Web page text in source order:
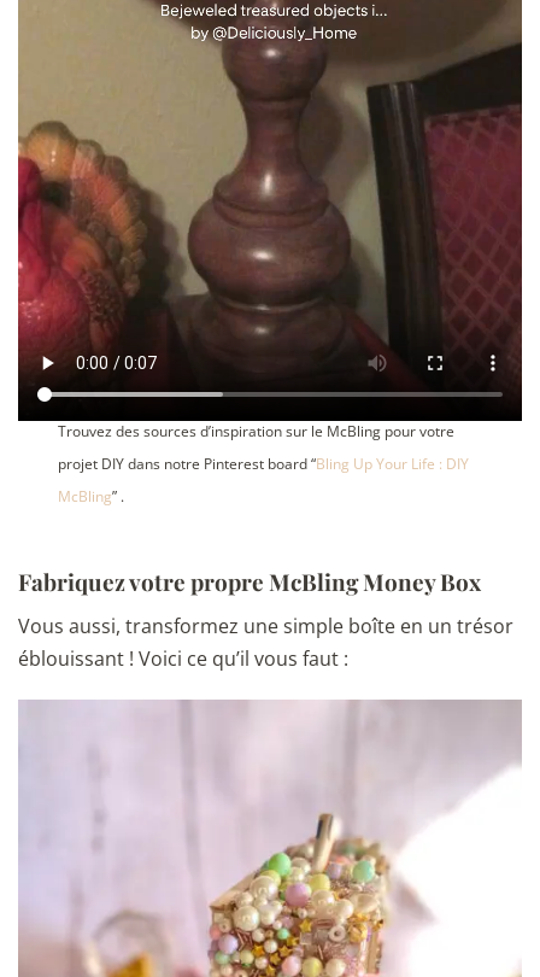
Trouvez des sources d’inspiration sur le McBling pour votre
projet DIY dans notre Pinterest board “Bling Up Your Life : DIY
McBling” .
Fabriquez votre propre McBling Money Box
Vous aussi, transformez une simple boîte en un trésor
éblouissant ! Voici ce qu’il vous faut :